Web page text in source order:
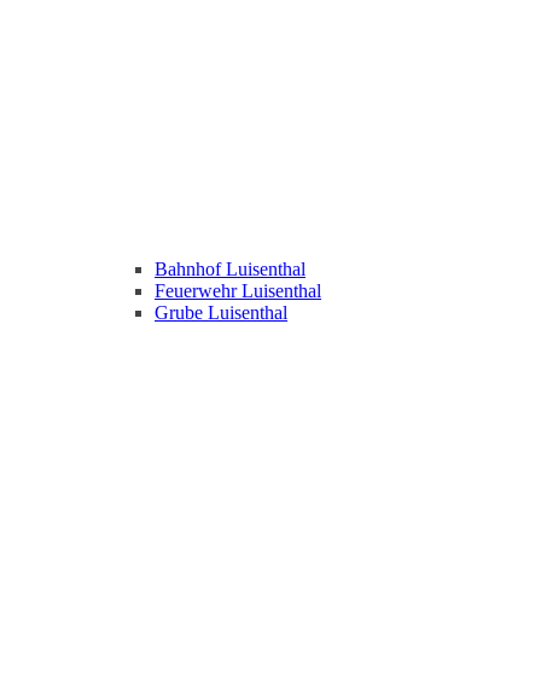
Bahnhof Luisenthal
Feuerwehr Luisenthal
Grube Luisenthal